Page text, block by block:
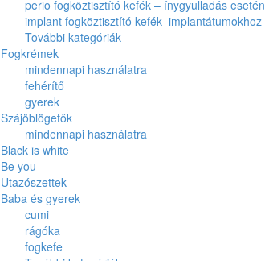
perio fogköztisztító kefék – ínygyulladás esetén
implant fogköztisztító kefék- implantátumokhoz
További kategóriák
Fogkrémek
mindennapi használatra
fehérítő
gyerek
Szájöblögetők
mindennapi használatra
Black is white
Be you
Utazószettek
Baba és gyerek
cumi
rágóka
fogkefe